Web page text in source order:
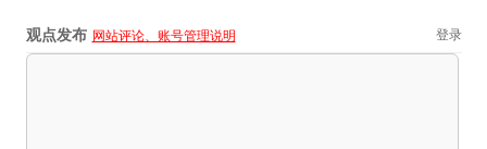
观点发布 网站评论、账号管理说明 登录